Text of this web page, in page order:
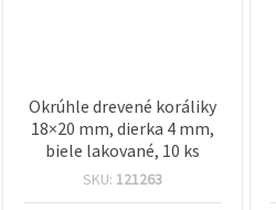
na "Prijať
všetky!"
môžete
Okrúhle drevené koráliky
18×20 mm, dierka 4 mm,
biele lakované, 10 ks
SKU: 121263